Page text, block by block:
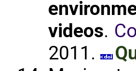
videos.
2011.